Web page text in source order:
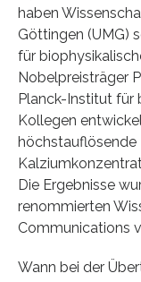
haben
Göttingen (UMG)
für
Nobelpreisträger
Planck-Institut für
Kollegen
höchstauflösende
Die Ergebnisse
renommierten
Communications
Wann bei der